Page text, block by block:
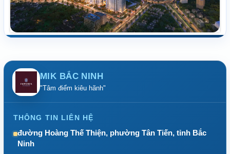
MIK BẮC NINH
"Tâm điểm kiêu hãnh"
THÔNG TIN LIÊN HỆ
đường Hoàng Thế Thiện, phường Tân Tiến, tỉnh Bắc
Ninh